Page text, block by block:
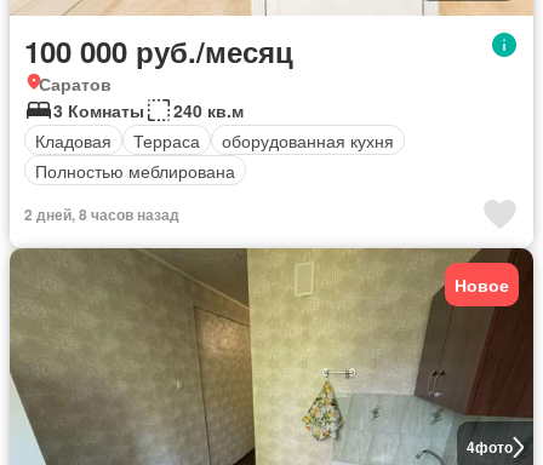
100 000 руб./месяц
Саратов
3 Комнаты
240 кв.м
Кладовая
Терраса
оборудованная кухня
Полностью меблирована
2 дней, 8 часов назад
4фото
Новое